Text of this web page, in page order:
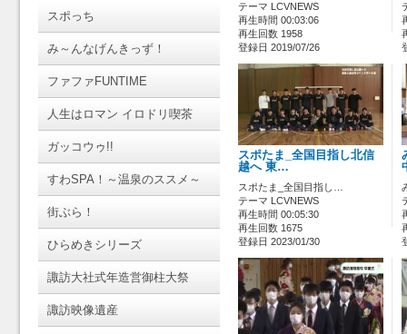
スポっち
み～んなげんきっず！
ファファFUNTIME
人生はロマン イロドリ喫茶
ガッコウゥ!!
すわSPA！～温泉のススメ～
街ぶら！
ひらめきシリーズ
諏訪大社式年造営御柱大祭
諏訪映像遺産
テーマ LCVNEWS
再生時間 00:03:06
再生回数 1958
登録日 2019/07/26
スポたま_全国目指し北信
越へ 東…
スポたま_全国目指し…
テーマ LCVNEWS
再生時間 00:05:30
再生回数 1675
登録日 2023/01/30